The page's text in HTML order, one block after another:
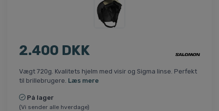
2.400 DKK
Vægt 720g. Kvalitets hjelm med visir og Sigma linse. Perfekt
til brillebrugere. Læs mere
På lager
(Vi sender alle hverdage)